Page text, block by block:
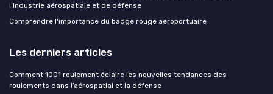
l’industrie aérospatiale et de défense
Comprendre l'importance du badge rouge aéroportuaire
Les derniers articles
Comment 1001 roulement éclaire les nouvelles tendances des
roulements dans l’aérospatial et la défense